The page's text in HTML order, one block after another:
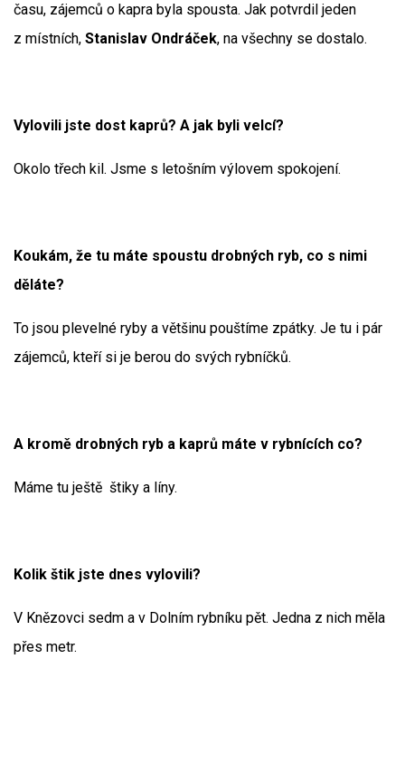
času, zájemců o kapra byla spousta. Jak potvrdil jeden
z místních, Stanislav Ondráček, na všechny se dostalo.
Vylovili jste dost kaprů? A jak byli velcí?
Okolo třech kil. Jsme s letošním výlovem spokojení.
Koukám, že tu máte spoustu drobných ryb, co s nimi
děláte?
To jsou plevelné ryby a většinu pouštíme zpátky. Je tu i pár
zájemců, kteří si je berou do svých rybníčků.
A kromě drobných ryb a kaprů máte v rybnících co?
Máme tu ještě štiky a líny.
Kolik štik jste dnes vylovili?
V Knězovci sedm a v Dolním rybníku pět. Jedna z nich měla
přes metr.